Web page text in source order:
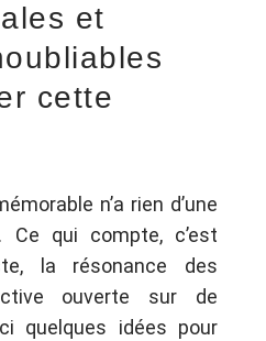
et
cette
n’a rien d’une
Ce qui compte, c’est
la résonance des
ouverte sur de
quelques idées pour